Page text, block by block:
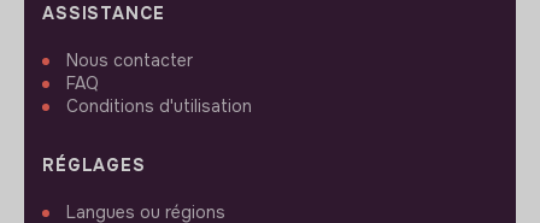
ASSISTANCE
Nous contacter
FAQ
Conditions d'utilisation
RÉGLAGES
Langues ou régions